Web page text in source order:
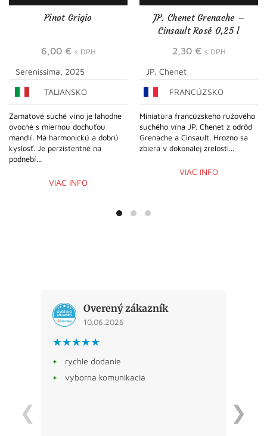
Pinot Grigio
6,00 € s DPH
Serenissima, 2025
TALIANSKO
Zamatové suché víno je lahodne
ovocné s miernou dochuťou
mandlí. Má harmonickú a dobrú
kyslosť. Je perzistentné na
podnebí...
VIAC INFO
JP. Chenet Grenache –
Cinsault Rosé 0,25 l
2,30 € s DPH
JP. Chenet
FRANCÚZSKO
Miniatúra francúzskeho ružového
suchého vína JP. Chenet z odrôd
Grenache a Cinsault. Hrozno sa
zbiera v dokonalej zrelosti...
VIAC INFO
Overený zákazník
10.06.2026
★★★★★
+
rychle dodanie
+
vyborna komunikacia
❮ ❯